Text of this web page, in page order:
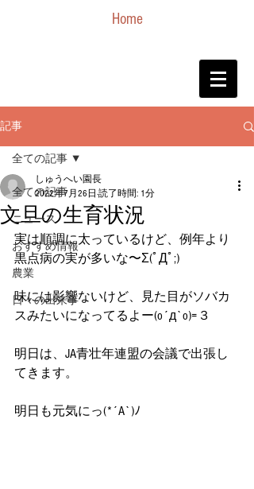
Home
記事
全ての記事
ニュース
おすすめ情報
農業
日々の出来事
全ての記事
文旦の生育状況
しゅうへい園長
2022年7月26日 読了時間: 1分
実は順調に太っているけど、例年より
黒点病の実が多いな〜Σ(ﾟДﾟ;)
味には影響ないけど、見た目がソバカ
スみたいになってるよー(o´д`o)=３
明日は、JA青壮年連盟の会議で出張し
てきます。
明日も元気にっ(*´A`)ﾉ